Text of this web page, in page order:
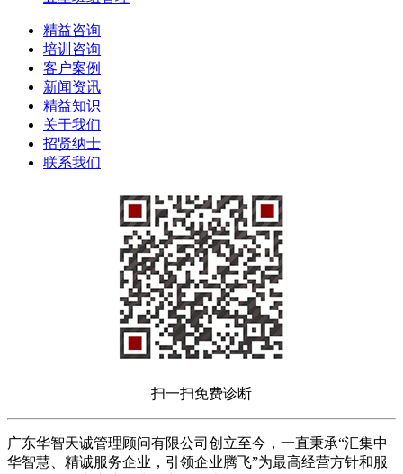
精益咨询
培训咨询
客户案例
新闻资讯
精益知识
关于我们
招贤纳士
联系我们
扫一扫免费诊断
广东华智天诚管理顾问有限公司创立至今，一直秉承“汇集中
华智慧、精诚服务企业，引领企业腾飞”为最高经营方针和服